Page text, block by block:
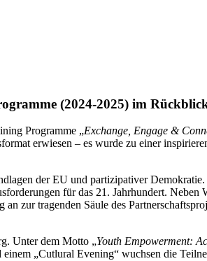
(2024-2025) im
Programme „Exchange, Engage &
erwiesen – es wurde zu einer
der EU und partizipativer
für das 21. Jahrhundert. Neben
zur tragenden Säule des
Unter dem Motto „Youth Empowerment:
„Cutlural Evening“ wuchsen die